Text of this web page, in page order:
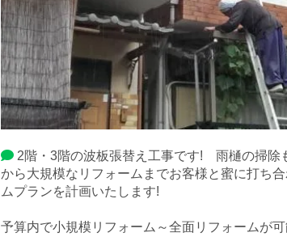
2階・3階の波板張替え工事です! 雨樋の掃除
から大規模なリフォームまでお客様と蜜に打ち
ムプランを計画いたします!
予算内で小規模リフォーム～全面リフォームが